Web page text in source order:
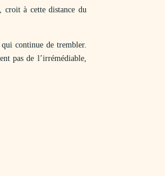
croit à cette distance du
continue de trembler.
pas de l’irrémédiable,